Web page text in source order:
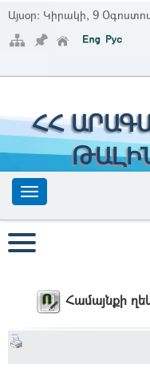
Այսօր: Կիրակի, 9
ՀՀ
Համայնքի